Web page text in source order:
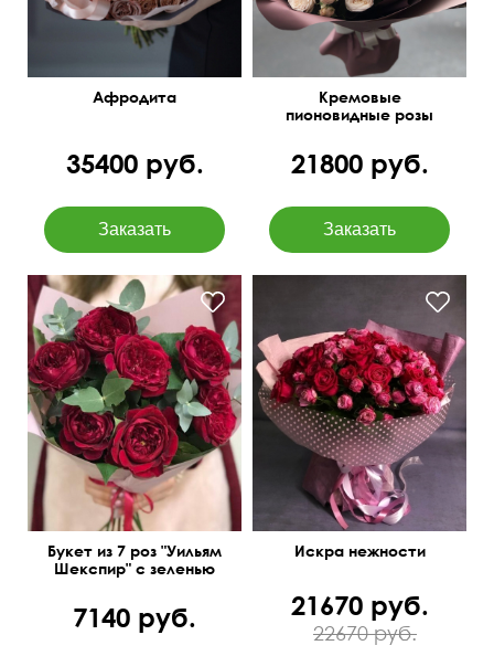
Афродита
35400 руб.
Кремовые
пионовидные розы
21800 руб.
Крафтовая упаковка
Букет из 7 роз "Уильям
Шекспир" с зеленью
7140 руб.
Современная упаковка
Искра нежности
21670 руб.
22670 руб.